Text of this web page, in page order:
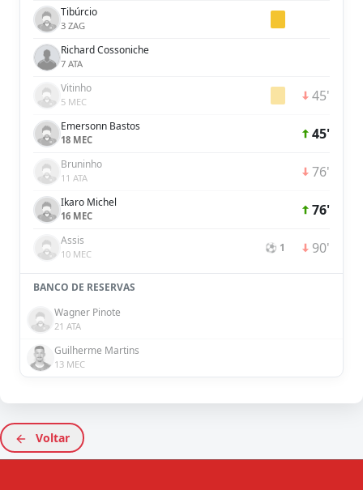
Tibúrcio
3 ZAG
Richard Cossoniche
7 ATA
Vitinho
5 MEC 45'
Emersonn Bastos
18 MEC 45'
Bruninho
11 ATA 76'
Ikaro Michel
16 MEC 76'
Assis
10 MEC ⚽ 1 90'
BANCO DE RESERVAS
Wagner Pinote
21 ATA
Guilherme Martins
13 MEC
Voltar